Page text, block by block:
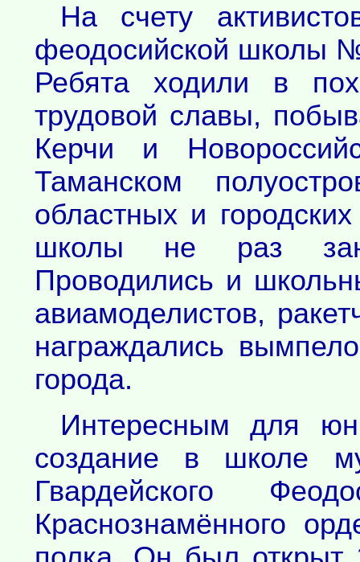
На счету
феодосийской школы
Ребята ходили в
трудовой славы,
Керчи и
Таманском
областных и
школы не раз
Проводились и
авиамоделистов,
награждались
города.
Интересным для
создание в школе
Гвардейского
Краснознамённого